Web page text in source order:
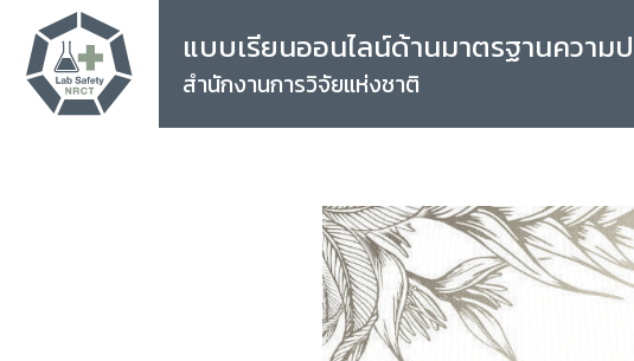
แบบเรียนออนไลน์ด้านมาตรฐานควา
สำนักงานการวิจัยแห่งชาติ